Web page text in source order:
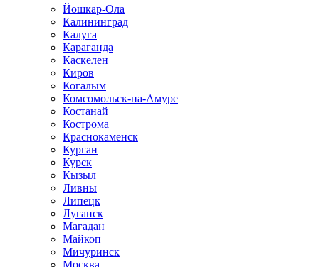
Йошкар-Ола
Калининград
Калуга
Караганда
Каскелен
Киров
Когалым
Комсомольск-на-Амуре
Костанай
Кострома
Краснокаменск
Курган
Курск
Кызыл
Ливны
Липецк
Луганск
Магадан
Майкоп
Мичуринск
Москва